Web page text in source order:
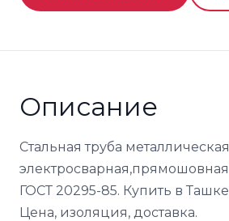
Описание
Стальная труба
электросварная,прямошовная
ГОСТ 20295-85. Купить в
Цена, изоляция, доставка.